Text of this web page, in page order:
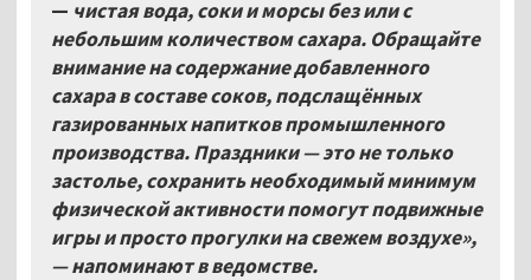
— чистая вода, соки и морсы без или с
небольшим количеством сахара. Обращайте
внимание на содержание добавленного
сахара в составе соков, подслащённых
газированных напитков промышленного
производства. Праздники — это не только
застолье, сохранить необходимый минимум
физической активности помогут подвижные
игры и просто прогулки на свежем воздухе»,
— напоминают в ведомстве.